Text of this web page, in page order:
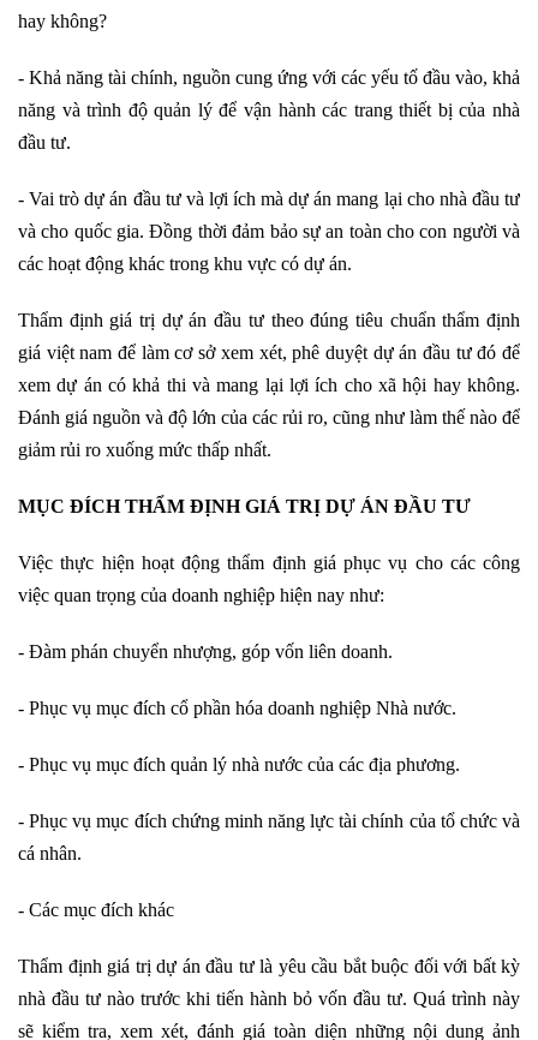
hay không?
- Khả năng tài chính, nguồn cung ứng với các yếu tố đầu vào, khả
năng và trình độ quản lý để vận hành các trang thiết bị của nhà
đầu tư.
- Vai trò dự án đầu tư và lợi ích mà dự án mang lại cho nhà đầu tư
và cho quốc gia. Đồng thời đảm bảo sự an toàn cho con người và
các hoạt động khác trong khu vực có dự án.
Thẩm định giá trị dự án đầu tư theo đúng tiêu chuẩn thẩm định
giá việt nam để làm cơ sở xem xét, phê duyệt dự án đầu tư đó để
xem dự án có khả thi và mang lại lợi ích cho xã hội hay không.
Đánh giá nguồn và độ lớn của các rủi ro, cũng như làm thế nào để
giảm rủi ro xuống mức thấp nhất.
MỤC ĐÍCH THẨM ĐỊNH GIÁ TRỊ DỰ ÁN ĐẦU TƯ
Việc thực hiện hoạt động thẩm định giá phục vụ cho các công
việc quan trọng của doanh nghiệp hiện nay như:
- Đàm phán chuyển nhượng, góp vốn liên doanh.
- Phục vụ mục đích cổ phần hóa doanh nghiệp Nhà nước.
- Phục vụ mục đích quản lý nhà nước của các địa phương.
- Phục vụ mục đích chứng minh năng lực tài chính của tổ chức và
cá nhân.
- Các mục đích khác
Thẩm định giá trị dự án đầu tư là yêu cầu bắt buộc đối với bất kỳ
nhà đầu tư nào trước khi tiến hành bỏ vốn đầu tư. Quá trình này
sẽ kiểm tra, xem xét, đánh giá toàn diện những nội dung ảnh